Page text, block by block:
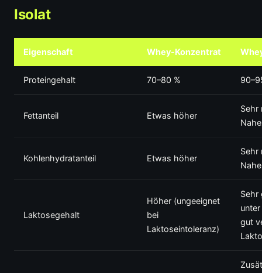
Isolat
Eigenschaft Whey-Konzentrat
Proteingehalt 70–80 %
Fettanteil Etwas höher
Sehr
Kohlenhydratanteil Etwas höher
Sehr
Laktosegehalt
Höher (ungeeignet
bei
Laktoseintoleranz)
Sehr
gut